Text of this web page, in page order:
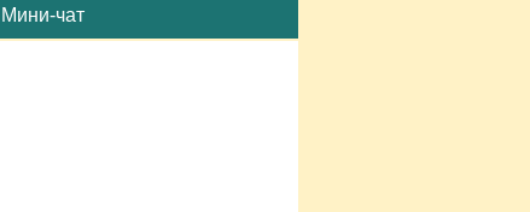
Мини-чат